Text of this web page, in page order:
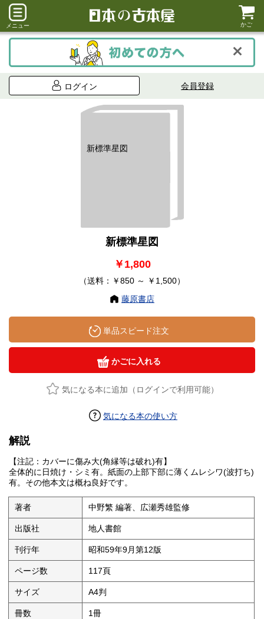
メニュー かご
ログイン 会員登録
新標準星図
新標準星図
￥1,800
（送料：￥850 ～ ￥1,500）
藤原書店
単品スピード注文
かごに入れる
気になる本に追加（ログインで利用可能）
気になる本の使い方
解説
【注記：カバーに傷み大(角縁等は破れ)有】
全体的に日焼け・シミ有。紙面の上部下部に薄くムレシワ(波打ち)
有。その他本文は概ね良好です。
著者 中野繁 編著、広瀬秀雄監修
出版社 地人書館
刊行年 昭和59年9月第12版
ページ数 117頁
サイズ A4判
冊数 1冊